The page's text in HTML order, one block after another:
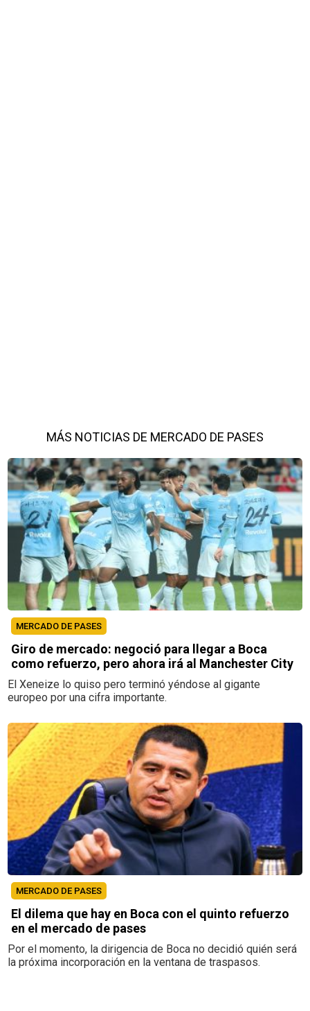
MÁS NOTICIAS DE MERCADO DE PASES
MERCADO DE PASES
Giro de mercado: negoció para llegar a Boca
como refuerzo, pero ahora irá al Manchester City
El Xeneize lo quiso pero terminó yéndose al gigante
europeo por una cifra importante.
MERCADO DE PASES
El dilema que hay en Boca con el quinto refuerzo
en el mercado de pases
Por el momento, la dirigencia de Boca no decidió quién será
la próxima incorporación en la ventana de traspasos.